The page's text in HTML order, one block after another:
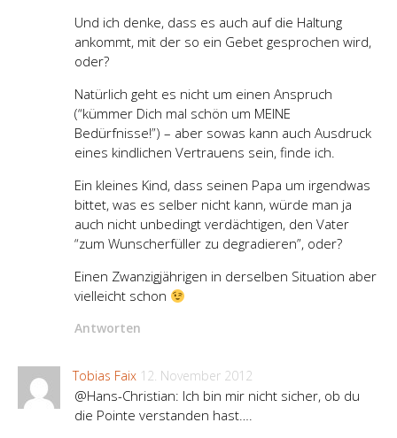
Und ich denke, dass es auch auf die Haltung
ankommt, mit der so ein Gebet gesprochen wird,
oder?
Natürlich geht es nicht um einen Anspruch
(“kümmer Dich mal schön um MEINE
Bedürfnisse!”) – aber sowas kann auch Ausdruck
eines kindlichen Vertrauens sein, finde ich.
Ein kleines Kind, dass seinen Papa um irgendwas
bittet, was es selber nicht kann, würde man ja
auch nicht unbedingt verdächtigen, den Vater
“zum Wunscherfüller zu degradieren”, oder?
Einen Zwanzigjährigen in derselben Situation aber
vielleicht schon
Antworten
Tobias Faix 12. November 2012
@Hans-Christian: Ich bin mir nicht sicher, ob du
die Pointe verstanden hast….